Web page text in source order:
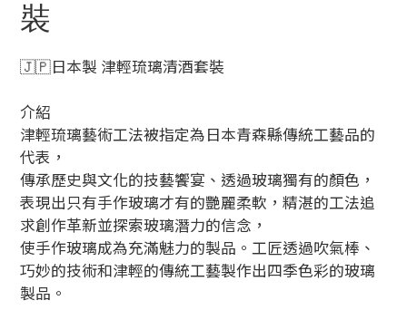
裝
🇯🇵日本製 津輕琉璃清酒套裝
介紹
津輕琉璃藝術工法被指定為日本青森縣傳統工藝品的
代表，
傳承歷史與文化的技藝饗宴、透過玻璃獨有的顏色，
表現出只有手作玻璃才有的艷麗柔軟，精湛的工法追
求創作革新並探索玻璃潛力的信念，
使手作玻璃成為充滿魅力的製品。工匠透過吹氣棒、
巧妙的技術和津輕的傳統工藝製作出四季色彩的玻璃
製品。